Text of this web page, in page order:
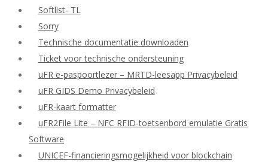
Softlist- TL
Sorry
Technische documentatie downloaden
Ticket voor technische ondersteuning
uFR e-paspoortlezer – MRTD-leesapp Privacybeleid
uFR GIDS Demo Privacybeleid
uFR-kaart formatter
uFR2File Lite – NFC RFID-toetsenbord emulatie Gratis
Software
UNICEF-financieringsmogelijkheid voor blockchain